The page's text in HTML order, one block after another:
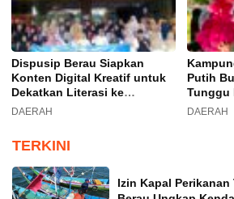
Dispusip Berau Siapkan
Konten Digital Kreatif untuk
Dekatkan Literasi ke
Generasi Muda
DAERAH
Putih
Tunggu
DAERAH
TERKINI
Izin Kapal Perikanan